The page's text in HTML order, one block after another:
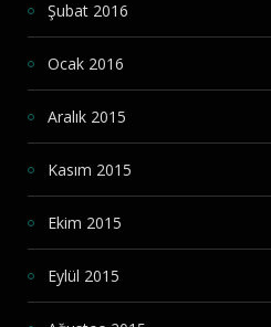
Şubat 2016
Ocak 2016
Aralık 2015
Kasım 2015
Ekim 2015
Eylül 2015